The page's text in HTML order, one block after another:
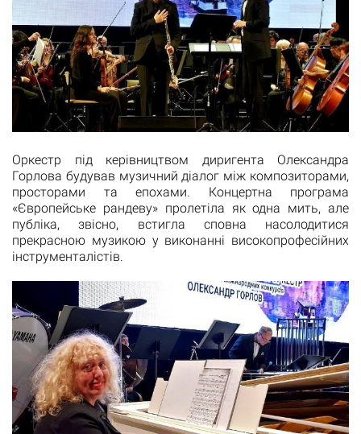
Оркестр під керівництвом диригента Олександра
Горлова будував музичний діалог між композиторами,
просторами та епохами. Концертна програма
«Європейське рандеву» пролетіла як одна мить, але
публіка, звісно, встигла сповна насолодитися
прекрасною музикою у виконанні високопрофесійних
інструменталістів.